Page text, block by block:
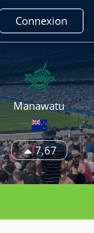
Connexion
Manawatu
7,67